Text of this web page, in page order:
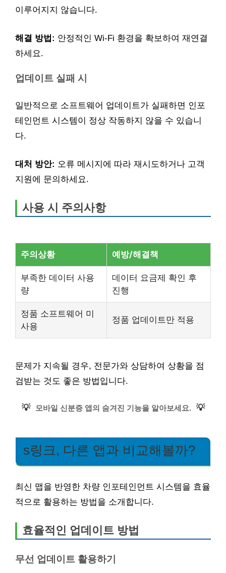
이루어지지 않습니다.
해결 방법: 안정적인 Wi-Fi 환경을 확보하여 재연결
하세요.
업데이트 실패 시
일반적으로 소프트웨어 업데이트가 실패하면 인포
테인먼트 시스템이 정상 작동하지 않을 수 있습니
다.
대처 방안: 오류 메시지에 따라 재시도하거나 고객
지원에 문의하세요.
사용 시 주의사항
주의상황 예방/해결책
부족한 데이터 사용
량
데이터 요금제 확인 후
진행
정품 소프트웨어 미
사용
정품 업데이트만 적용
문제가 지속될 경우, 전문가와 상담하여 상황을 점
검받는 것도 좋은 방법입니다.
💡 모바일 신분증 앱의 숨겨진 기능을 알아보세요. 💡
s링크, 다른 앱과 비교해볼까?
최신 맵을 반영한 차량 인포테인먼트 시스템을 효율
적으로 활용하는 방법을 소개합니다.
효율적인 업데이트 방법
무선 업데이트 활용하기